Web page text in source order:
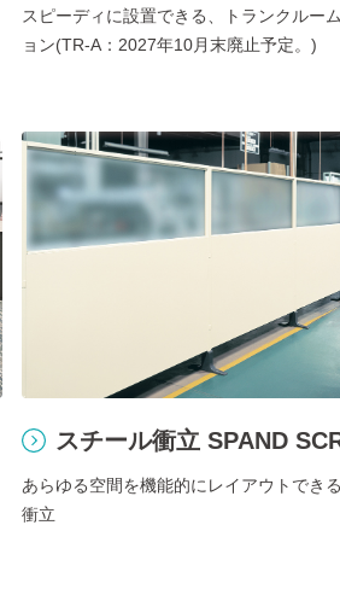
スピーディに設置できる、トランクルー
ョン(TR-A：2027年10月末廃止予定。)
スチール衝立 SPAND
あらゆる空間を機能的にレイアウトでき
衝立